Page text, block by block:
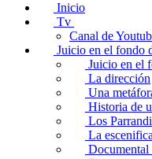
Inicio
Tv
Canal de
Juicio en el fondo
Juicio en el
La dirección
Una
Historia de
Los
La